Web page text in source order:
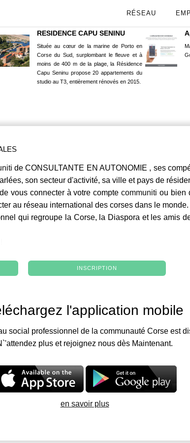
RÉSEAU
RESIDENCE CAPU SENINU
Située au cœur de la marine de Porto en
Corse du Sud, surplombant le fleuve et à
moins de 400 m de la plage, la Résidence
Capu Seninu propose 20 appartements du
studio au T3, entièrement rénovés en 2015.
de CONSULTANTE EN AUTONOMIE , ses
son secteur d'activité, sa ville et pays de
vous connecter à votre comptecommuniti ou bien
au réseau international des corses dans le monde.
qui regroupe la Corse, la Diaspora et les amis
INSCRIPTION
l'application mobile
social professionnel de la communauté Corse est
plus et rejoignez nous dès Maintenant.
en savoir plus